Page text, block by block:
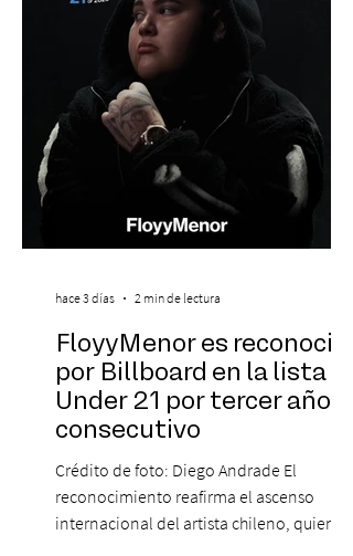
marcado su breve pero exitosa trayectoria.
FloyyMenor es reconocido
por Billboard en la lista 21
Under 21 por tercer año
consecutivo
Crédito de foto: Diego Andrade El
reconocimiento reafirma el ascenso
internacional del artista chileno, quien
hace 3 días 2 min de lectura